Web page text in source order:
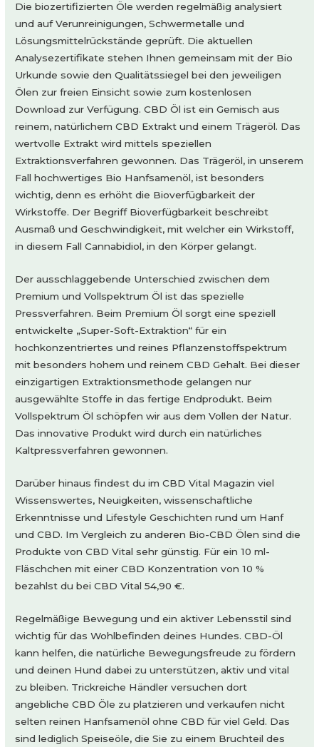
Die biozertifizierten Öle werden regelmäßig analysiert
und auf Verunreinigungen, Schwermetalle und
Lösungsmittelrückstände geprüft. Die aktuellen
Analysezertifikate stehen Ihnen gemeinsam mit der Bio
Urkunde sowie den Qualitätssiegel bei den jeweiligen
Ölen zur freien Einsicht sowie zum kostenlosen
Download zur Verfügung. CBD Öl ist ein Gemisch aus
reinem, natürlichem CBD Extrakt und einem Trägeröl. Das
wertvolle Extrakt wird mittels speziellen
Extraktionsverfahren gewonnen. Das Trägeröl, in unserem
Fall hochwertiges Bio Hanfsamenöl, ist besonders
wichtig, denn es erhöht die Bioverfügbarkeit der
Wirkstoffe. Der Begriff Bioverfügbarkeit beschreibt
Ausmaß und Geschwindigkeit, mit welcher ein Wirkstoff,
in diesem Fall Cannabidiol, in den Körper gelangt.
Der ausschlaggebende Unterschied zwischen dem
Premium und Vollspektrum Öl ist das spezielle
Pressverfahren. Beim Premium Öl sorgt eine speziell
entwickelte „Super-Soft-Extraktion“ für ein
hochkonzentriertes und reines Pflanzenstoffspektrum
mit besonders hohem und reinem CBD Gehalt. Bei dieser
einzigartigen Extraktionsmethode gelangen nur
ausgewählte Stoffe in das fertige Endprodukt. Beim
Vollspektrum Öl schöpfen wir aus dem Vollen der Natur.
Das innovative Produkt wird durch ein natürliches
Kaltpressverfahren gewonnen.
Darüber hinaus findest du im CBD Vital Magazin viel
Wissenswertes, Neuigkeiten, wissenschaftliche
Erkenntnisse und Lifestyle Geschichten rund um Hanf
und CBD. Im Vergleich zu anderen Bio-CBD Ölen sind die
Produkte von CBD Vital sehr günstig. Für ein 10 ml-
Fläschchen mit einer CBD Konzentration von 10 %
bezahlst du bei CBD Vital 54,90 €.
Regelmäßige Bewegung und ein aktiver Lebensstil sind
wichtig für das Wohlbefinden deines Hundes. CBD-Öl
kann helfen, die natürliche Bewegungsfreude zu fördern
und deinen Hund dabei zu unterstützen, aktiv und vital
zu bleiben. Trickreiche Händler versuchen dort
angebliche CBD Öle zu platzieren und verkaufen nicht
selten reinen Hanfsamenöl ohne CBD für viel Geld. Das
sind lediglich Speiseöle, die Sie zu einem Bruchteil des